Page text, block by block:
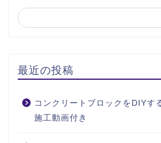
最近の投稿
コンクリートブロックをDIYす
施工動画付き